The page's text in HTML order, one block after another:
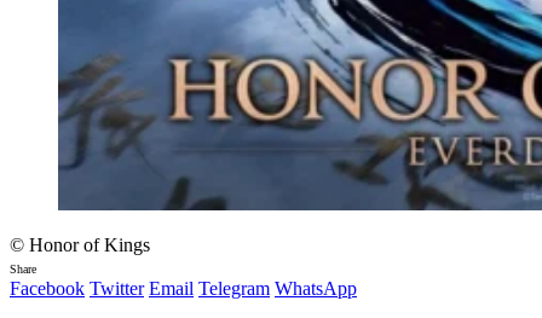
© Honor of Kings
Share
Facebook Twitter Email Telegram WhatsApp